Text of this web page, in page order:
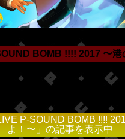
BOMB !!!! 2017 〜
P-SOUND BOMB !!!!
よ！〜」の記事を表示中